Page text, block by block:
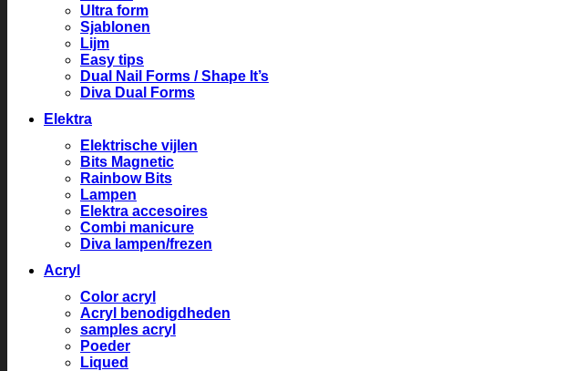
Ultra form
Sjablonen
Lijm
Easy tips
Dual Nail Forms / Shape It’s
Diva Dual Forms
Elektra
Elektrische vijlen
Bits Magnetic
Rainbow Bits
Lampen
Elektra accesoires
Combi manicure
Diva lampen/frezen
Acryl
Color acryl
Acryl benodigdheden
samples acryl
Poeder
Liqued